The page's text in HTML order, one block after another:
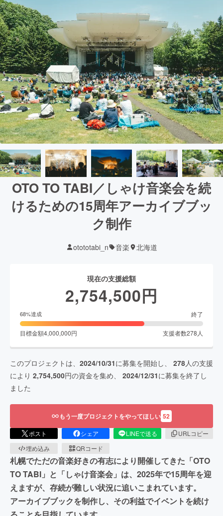
OTO TO TABI／しゃけ音楽会を続
けるための15周年アーカイブブッ
ク制作
otototabi_n 音楽 北海道
現在の支援総額
2,754,500円
68%達成 終了
目標金額4,000,000円 支援者数278 人
このプロジェクトは、 2024/10/31に募集を開始し、 278人の支援
により 2,754,500円の資金を集め、 2024/12/31に募集を終了し
ました
もう一度プロジェクトをやってほしい 52
ポスト シェア LINEで送る
URLコピー
埋め込み
QRコード
札幌でただの音楽好きの有志により開催してきた「OTO
TO TABI」と「しゃけ音楽会」は、2025年で15周年を迎
えますが、存続が難しい状況に追いこまれています。
アーカイブブックを制作し、その利益でイベントを続け